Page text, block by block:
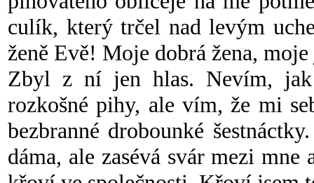
culík, který trčel nad levým
ženě Evě! Moje dobrá žena,
Zbyl z ní jen hlas. Nevím,
rozkošné pihy, ale vím, že mi
bezbranné drobounké
dáma, ale zasévá svár mezi